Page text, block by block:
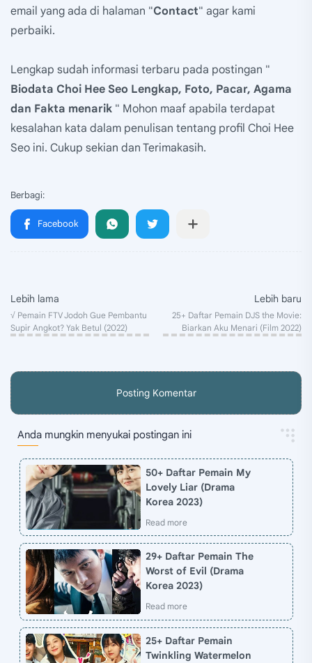
email yang ada di halaman "Contact" agar kami
perbaiki.
Lengkap sudah informasi terbaru pada postingan "
Biodata Choi Hee Seo Lengkap, Foto, Pacar, Agama
dan Fakta menarik " Mohon maaf apabila terdapat
kesalahan kata dalam penulisan tentang profil Choi Hee
Seo ini. Cukup sekian dan Terimakasih.
Posting Komentar
Anda mungkin menyukai postingan ini
50+ Daftar Pemain My
Lovely Liar (Drama
Korea 2023)
29+ Daftar Pemain The
Worst of Evil (Drama
Korea 2023)
25+ Daftar Pemain
Twinkling Watermelon